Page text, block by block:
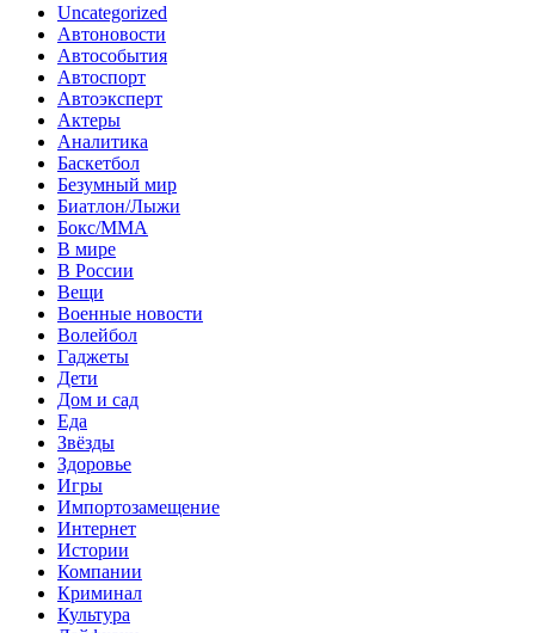
Uncategorized
Автоновости
Автособытия
Автоспорт
Автоэксперт
Актеры
Аналитика
Баскетбол
Безумный мир
Биатлон/Лыжи
Бокс/MMA
В мире
В России
Вещи
Военные новости
Волейбол
Гаджеты
Дети
Дом и сад
Еда
Звёзды
Здоровье
Игры
Импортозамещение
Интернет
Истории
Компании
Криминал
Культура